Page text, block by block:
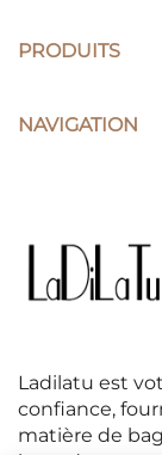
PRODUITS
NAVIGATION
Ladilatu est
confiance,
matière de